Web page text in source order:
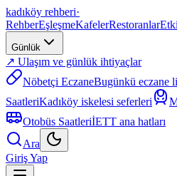
kadıköy rehberi·
RehberEşleşmeKafelerRestoranlar
Günlük
↗ Ulaşım ve günlük ihtiyaçlar
Nöbetçi EczaneBugünkü eczane
SaatleriKadıköy iskelesi seferleri
Otobüs SaatleriİETT ana hatları
Ara
Giriş Yap